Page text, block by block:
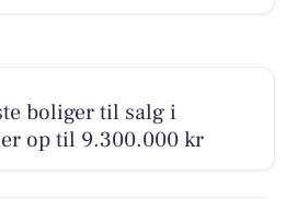
boliger til salg i
op til 9.300.000 kr